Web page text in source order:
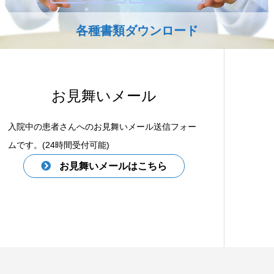
各種書類ダウンロード
お見舞いメール
入院中の患者さんへのお見舞いメール送信フォー
ムです。(24時間受付可能)
お見舞いメールはこちら